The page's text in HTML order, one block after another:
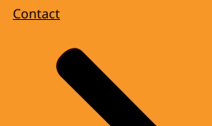
Contact